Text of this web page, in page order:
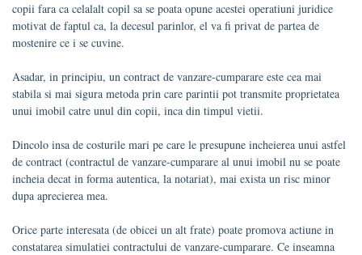
copii fara ca celalalt copil sa se poata opune acestei operatiuni juridice
motivat de faptul ca, la decesul parinlor, el va fi privat de partea de
mostenire ce i se cuvine.
Asadar, in principiu, un contract de vanzare-cumparare este cea mai
stabila si mai sigura metoda prin care parintii pot transmite proprietatea
unui imobil catre unul din copii, inca din timpul vietii.
Dincolo insa de costurile mari pe care le presupune incheierea unui astfel
de contract (contractul de vanzare-cumparare al unui imobil nu se poate
incheia decat in forma autentica, la notariat), mai exista un risc minor
dupa aprecierea mea.
Orice parte interesata (de obicei un alt frate) poate promova actiune in
constatarea simulatiei contractului de vanzare-cumparare. Ce inseamna